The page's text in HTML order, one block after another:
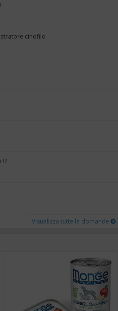
cinofilo
!?
Visualizza tutte le domande